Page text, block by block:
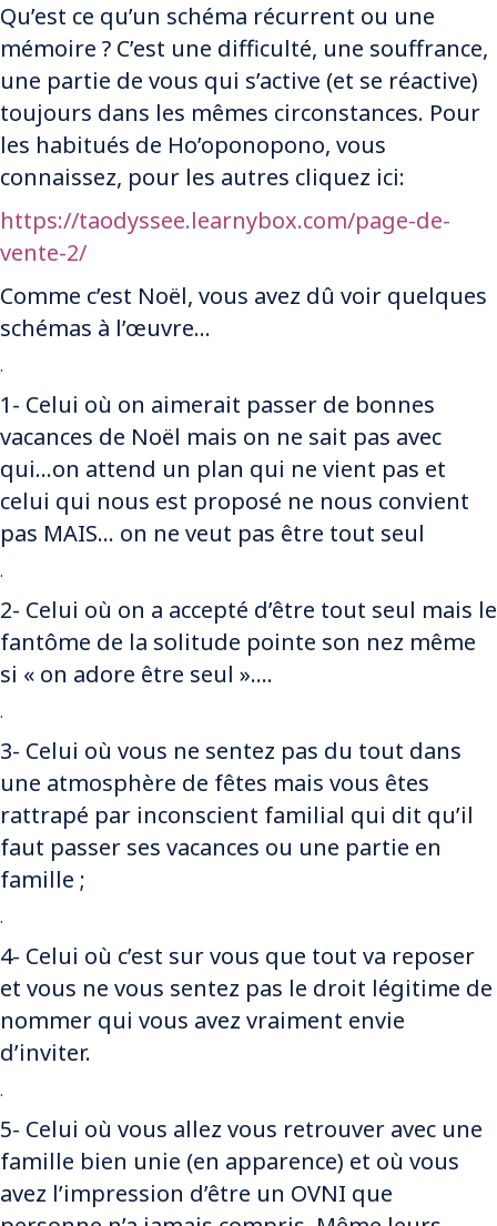
Qu’est ce qu’un schéma récurrent ou une
mémoire ? C’est une difficulté, une souffrance,
une partie de vous qui s’active (et se réactive)
toujours dans les mêmes circonstances. Pour
les habitués de Ho’oponopono, vous
connaissez, pour les autres cliquez ici:
https://taodyssee.learnybox.com/page-de-
vente-2/
Comme c’est Noël, vous avez dû voir quelques
schémas à l’œuvre…
.
1- Celui où on aimerait passer de bonnes
vacances de Noël mais on ne sait pas avec
qui…on attend un plan qui ne vient pas et
celui qui nous est proposé ne nous convient
pas MAIS… on ne veut pas être tout seul
.
2- Celui où on a accepté d’être tout seul mais le
fantôme de la solitude pointe son nez même
si « on adore être seul »….
.
3- Celui où vous ne sentez pas du tout dans
une atmosphère de fêtes mais vous êtes
rattrapé par inconscient familial qui dit qu’il
faut passer ses vacances ou une partie en
famille ;
.
4- Celui où c’est sur vous que tout va reposer
et vous ne vous sentez pas le droit légitime de
nommer qui vous avez vraiment envie
d’inviter.
.
5- Celui où vous allez vous retrouver avec une
famille bien unie (en apparence) et où vous
avez l’impression d’être un OVNI que